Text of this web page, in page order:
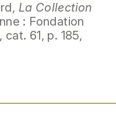
La Collection
: Fondation
61, p. 185,